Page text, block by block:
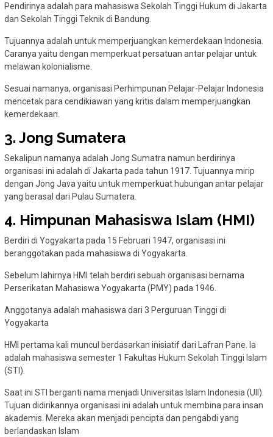
Pendirinya adalah para mahasiswa Sekolah Tinggi Hukum di Jakarta
dan Sekolah Tinggi Teknik di Bandung.
Tujuannya adalah untuk memperjuangkan kemerdekaan Indonesia.
Caranya yaitu dengan memperkuat persatuan antar pelajar untuk
melawan kolonialisme.
Sesuai namanya, organisasi Perhimpunan Pelajar-Pelajar Indonesia
mencetak para cendikiawan yang kritis dalam memperjuangkan
kemerdekaan.
3. Jong Sumatera
Sekalipun namanya adalah Jong Sumatra namun berdirinya
organisasi ini adalah di Jakarta pada tahun 1917. Tujuannya mirip
dengan Jong Java yaitu untuk memperkuat hubungan antar pelajar
yang berasal dari Pulau Sumatera.
4. Himpunan Mahasiswa Islam (HMI)
Berdiri di Yogyakarta pada 15 Februari 1947, organisasi ini
beranggotakan pada mahasiswa di Yogyakarta.
Sebelum lahirnya HMI telah berdiri sebuah organisasi bernama
Perserikatan Mahasiswa Yogyakarta (PMY) pada 1946.
Anggotanya adalah mahasiswa dari 3 Perguruan Tinggi di
Yogyakarta
HMI pertama kali muncul berdasarkan inisiatif dari Lafran Pane. Ia
adalah mahasiswa semester 1 Fakultas Hukum Sekolah Tinggi Islam
(STI).
Saat ini STI berganti nama menjadi Universitas Islam Indonesia (UII).
Tujuan didirikannya organisasi ini adalah untuk membina para insan
akademis. Mereka akan menjadi pencipta dan pengabdi yang
berlandaskan Islam